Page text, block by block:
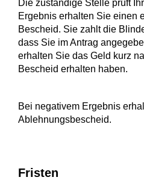
Die zuständige Stelle prüft
Ergebnis erhalten Sie einen
Bescheid. Sie zahlt die
dass Sie im Antrag
erhalten Sie das Geld kurz
Bescheid erhalten haben.
Bei negativem Ergebnis
Ablehnungsbescheid.
Fristen